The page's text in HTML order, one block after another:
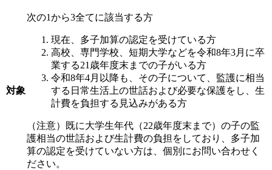
対象
次の1から3全てに該当する方
現在、多子加算の認定を受けている方
高校、専門学校、短期大学などを令和8年3月に卒
業する21歳年度末までの子がいる方
令和8年4月以降も、その子について、監護に相当
する日常生活上の世話および必要な保護をし、生
計費を負担する見込みがある方
（注意）既に大学生年代（22歳年度末まで）の子の監
護相当の世話および生計費の負担をしており、多子加
算の認定を受けていない方は、個別にお問い合わせく
ださい。